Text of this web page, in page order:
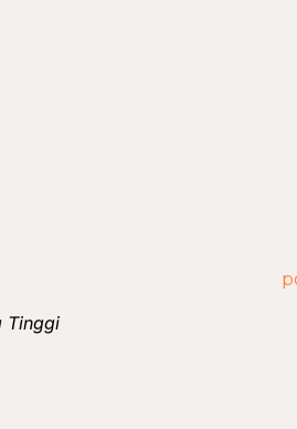
Tinggi